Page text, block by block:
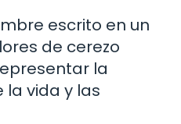
escrito en un
de cerezo
la
la vida y las